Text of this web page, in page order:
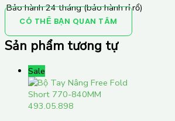
Bảo hành 24 tháng (bảo hành rỉ rổ)
CÓ THỂ BẠN QUAN TÂM
Sản phẩm tương tự
Sale